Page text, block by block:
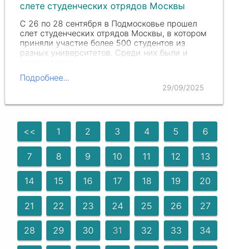
слете студенческих отрядов Москвы
С 26 по 28 сентября в Подмосковье прошел
слет студенческих отрядов Москвы, в котором
приняли участие более 500 студентов из
разных университетов. Среди них были и
Подробнее...
29/09/2025
<< 1 2 3 4 5 6
7 8 9 10 11 12 13
14 15 16 17 18 19 20
21 22 23 24 25 26 27
28 29 30 31 32 33 34